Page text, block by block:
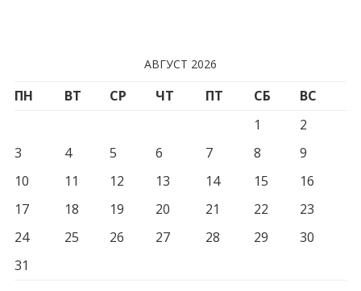
АВГУСТ 2026
ПН ВТ СР ЧТ ПТ СБ
ВС
1
2
3
4 5 6 7 8
9
10
11 12 13 14 15
16
17
18 19 20 21 22
23
24
25 26 27 28 29
30
31